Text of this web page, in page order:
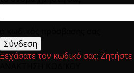
Ξεχάσατε τον κωδικό σας;